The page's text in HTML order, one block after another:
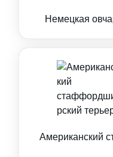
Немецкая
Американский